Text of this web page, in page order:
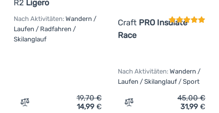
R2 Ligero
Nach Aktivitäten: Wandern /
Laufen / Radfahren /
Skilanglauf
Zum Vergleich 'Handschuhe R2 Ligero' hinzufügen
19,70€
14,99 €
Craft PRO Insulate
Race
Nach Aktivitäten: Wandern /
Laufen / Skilanglauf / Sport
Zum Vergleich
45,00€
31,99 €